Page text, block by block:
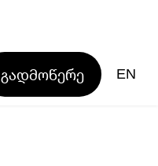
გადმოწერე EN